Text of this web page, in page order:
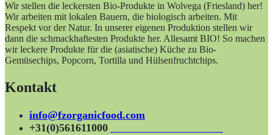
Wir stellen die leckersten Bio-Produkte in Wolvega (Friesland) her!
Wir arbeiten mit lokalen Bauern, die biologisch arbeiten. Mit
Respekt vor der Natur. In unserer eigenen Produktion stellen wir
dann die schmackhaftesten Produkte her. Allesamt BIO! So machen
wir leckere Produkte für die (asiatische) Küche zu Bio-
Gemüsechips, Popcorn, Tortilla und Hülsenfruchtchips.
Kontakt
info@fzorganicfood.com
+31(0)561611000